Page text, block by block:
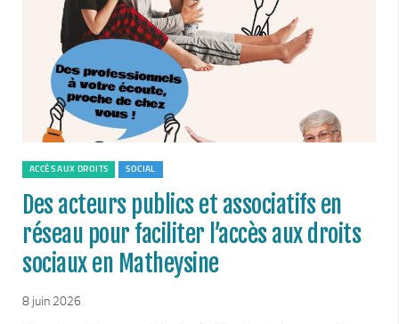
Architecte conseil
Bornes pour Véhicules Electriques
Mobilité
Aménagements touristiques
Stratégie de développement touristique
Territoire Napoléon
Via Ferrata
Taxe de séjour & Tourisme
La taxe de séjour
ACCÈS AUX DROITS SOCIAL
Des acteurs publics et associatifs en
réseau pour faciliter l’accès aux droits
sociaux en Matheysine
8 juin 2026